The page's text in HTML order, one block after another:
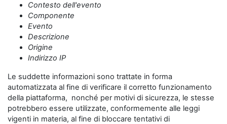
Contesto dell'evento
Componente
Evento
Descrizione
Origine
Indirizzo IP
Le suddette informazioni sono trattate in forma
automatizzata al fine di verificare il corretto funzionamento
della piattaforma, nonché per motivi di sicurezza, le stesse
potrebbero essere utilizzate, conformemente alle leggi
vigenti in materia, al fine di bloccare tentativi di